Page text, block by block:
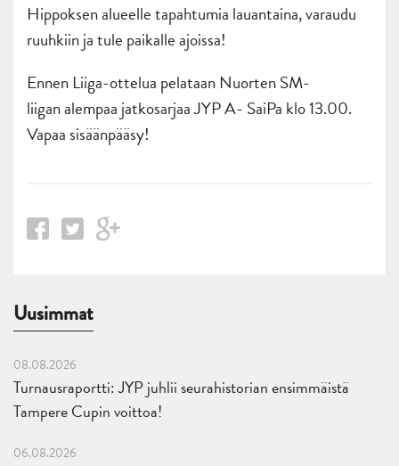
Hippoksen alueelle tapahtumia lauantaina, varaudu
ruuhkiin ja tule paikalle ajoissa!
Ennen Liiga-ottelua pelataan Nuorten SM-
liigan alempaa jatkosarjaa JYP A- SaiPa klo 13.00.
Vapaa sisäänpääsy!
Uusimmat
08.08.2026
Turnausraportti: JYP juhlii seurahistorian ensimmäistä
Tampere Cupin voittoa!
06.08.2026